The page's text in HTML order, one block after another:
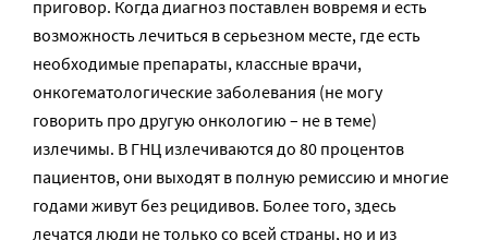
приговор. Когда диагноз поставлен вовремя и есть
возможность лечиться в серьезном месте, где есть
необходимые препараты, классные врачи,
онкогематологические заболевания (не могу
говорить про другую онкологию – не в теме)
излечимы. В ГНЦ излечиваются до 80 процентов
пациентов, они выходят в полную ремиссию и многие
годами живут без рецидивов. Более того, здесь
лечатся люди не только со всей страны, но и из